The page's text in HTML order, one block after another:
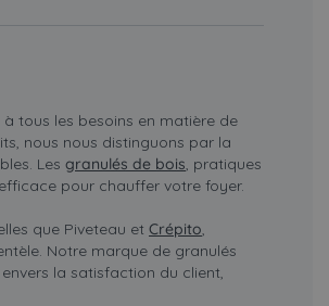
tous les besoins en matière de
nous nous distinguons par la
Lesgranulés de bois, pratiques
pour chauffer votre foyer.
que Piveteau etCrépito,
Notre marque de granulés
la satisfaction du client,